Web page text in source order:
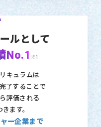
ルとして
No.1 ※1
キュラムは
完了することで
評価される
ます。
ー企業まで